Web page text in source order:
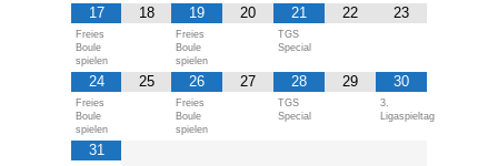
17
Freies
Boule
spielen
18 19
Freies
Boule
spielen
20 21
TGS
Special
22 23
24
Freies
Boule
spielen
25 26
Freies
Boule
spielen
27 28
TGS
Special
29 30
3.
Ligaspieltag
31